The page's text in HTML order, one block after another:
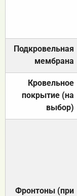
Подкровельная
мембрана
Кровельное
покрытие (на
выбор)
Фронтоны (при